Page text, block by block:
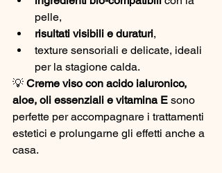
pelle,
risultati visibili e duraturi,
texture sensoriali e delicate, ideali
per la stagione calda.
💡 Creme viso con acido ialuronico,
aloe, oli essenziali e vitamina E sono
perfette per accompagnare i trattamenti
estetici e prolungarne gli effetti anche a
casa.